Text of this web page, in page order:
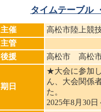
タイムテーブル
主催
高松市陸上競
主管
後援
高松市 高松
期日
★大会に参加
ん、大会関係
た。
2025年8月30日